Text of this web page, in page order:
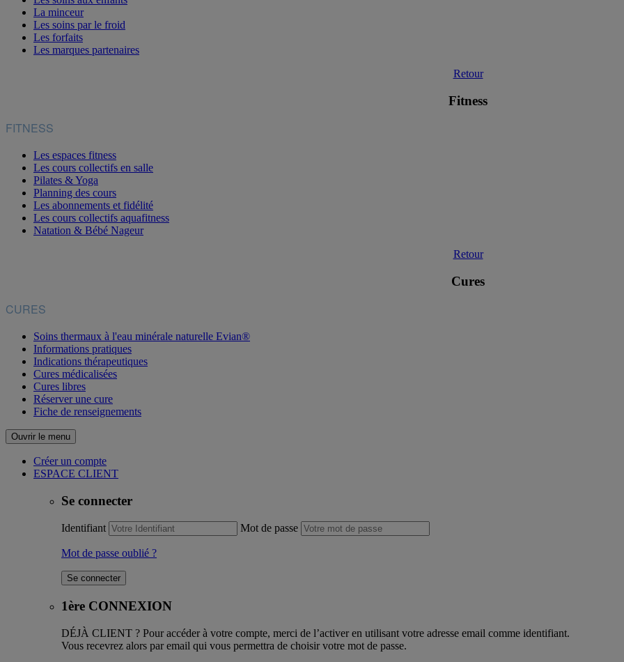
La minceur
Les soins par le froid
Les forfaits
Les marques partenaires
Retour
Fitness
FITNESS
Les espaces fitness
Les cours collectifs en salle
Pilates & Yoga
Planning des cours
Les abonnements et fidélité
Les cours collectifs aquafitness
Natation & Bébé Nageur
Retour
Cures
CURES
Soins thermaux à l'eau minérale naturelle Evian®
Informations pratiques
Indications thérapeutiques
Cures médicalisées
Cures libres
Réserver une cure
Fiche de renseignements
Ouvrir le menu
Créer un compte
ESPACE CLIENT
Se connecter
Identifiant Mot de passe
Mot de passe oublié ?
1ère CONNEXION
DÉJÀ CLIENT ? Pour accéder à votre compte, merci de l’activer en utilisant votre adresse email comme identifiant.
Vous recevrez alors par email qui vous permettra de choisir votre mot de passe.